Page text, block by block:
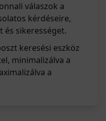
válaszok a
kérdéseire,
és sikerességet.
keresési eszköz
minimalizálva a
a